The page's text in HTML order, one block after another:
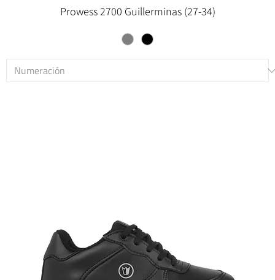
Prowess 2700 Guillerminas (27-34)